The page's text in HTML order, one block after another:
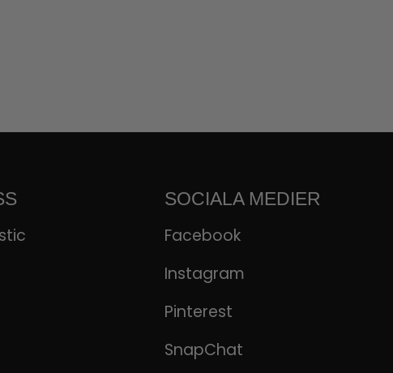
SOCIALA MEDIER
Facebook
Instagram
Pinterest
SnapChat